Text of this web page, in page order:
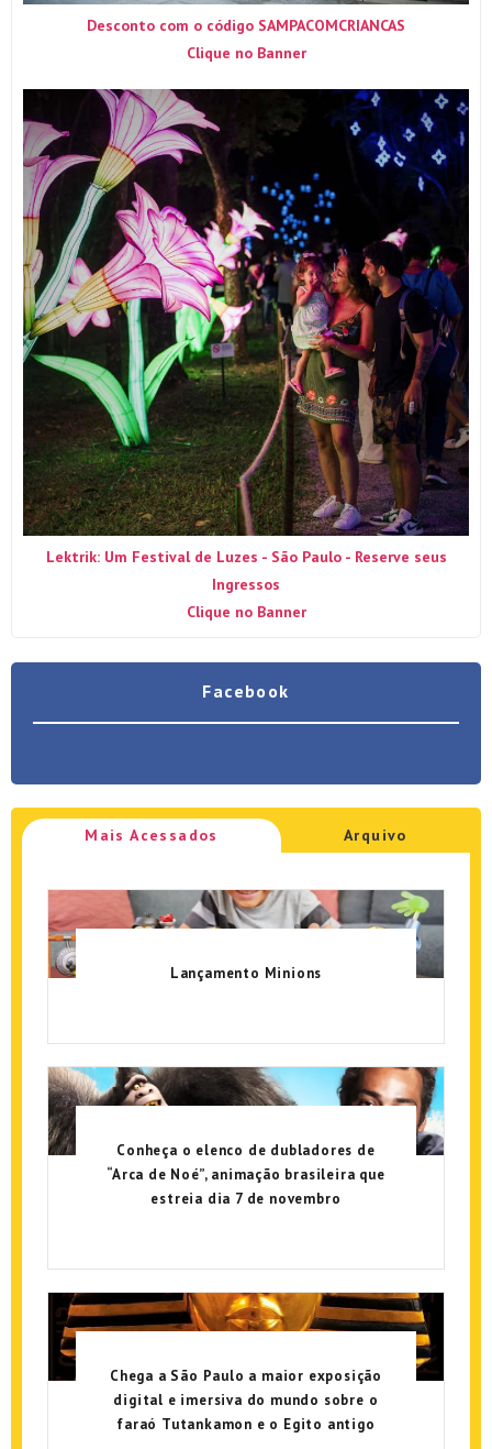
Desconto com o código SAMPACOMCRIANCAS
Clique no Banner
Lektrik: Um Festival de Luzes - São Paulo - Reserve seus
Ingressos
Clique no Banner
Facebook
Mais Acessados Arquivo
Lançamento Minions
Conheça o elenco de dubladores de
“Arca de Noé”, animação brasileira que
estreia dia 7 de novembro
Chega a São Paulo a maior exposição
digital e imersiva do mundo sobre o
faraó Tutankamon e o Egito antigo